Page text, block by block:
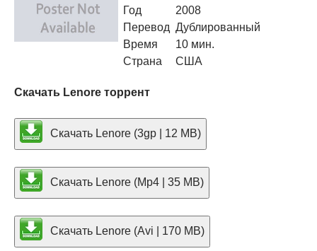
Год
2008
Перевод Дублированный
Время
10 мин.
Страна
США
Скачать Lenore торрент
Скачать Lenore (3gp | 12 MB)
Скачать Lenore (Mp4 | 35 MB)
Скачать Lenore (Avi | 170 MB)